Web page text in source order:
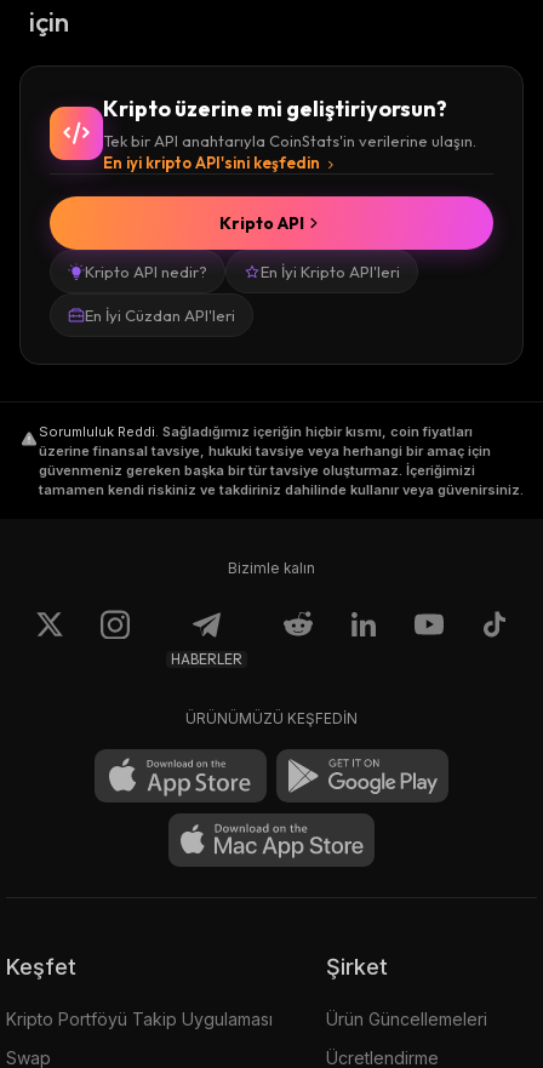
için
Kripto üzerine mi geliştiriyorsun?
Tek bir API anahtarıyla CoinStats'in verilerine ulaşın.
En iyi kripto API'sini keşfedin
Kripto API nedir? En İyi Kripto API'leri
En İyi Cüzdan API'leri
Kripto API
Sorumluluk Reddi. Sağladığımız içeriğin hiçbir kısmı, coin fiyatları
üzerine finansal tavsiye, hukuki tavsiye veya herhangi bir amaç için
güvenmeniz gereken başka bir tür tavsiye oluşturmaz. İçeriğimizi
tamamen kendi riskiniz ve takdiriniz dahilinde kullanır veya güvenirsiniz.
Bizimle kalın
HABERLER
ÜRÜNÜMÜZÜ KEŞFEDİN
Keşfet
Kripto Portföyü Takip Uygulaması
Swap
Şirket
Ürün Güncellemeleri
Ücretlendirme